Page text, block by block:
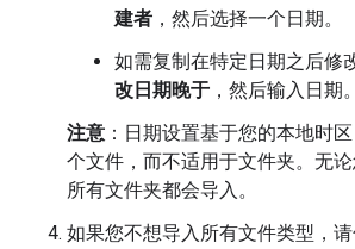
建者 ，然后选择一个日期。
如需复制在特定日期之后修
改日期晚于 ，然后输入日期。
注意 ：日期设置基于您的本地时
个文件，而不适用于文件夹。无论
所有文件夹都会导入。
如果您不想导入所有文件类型，